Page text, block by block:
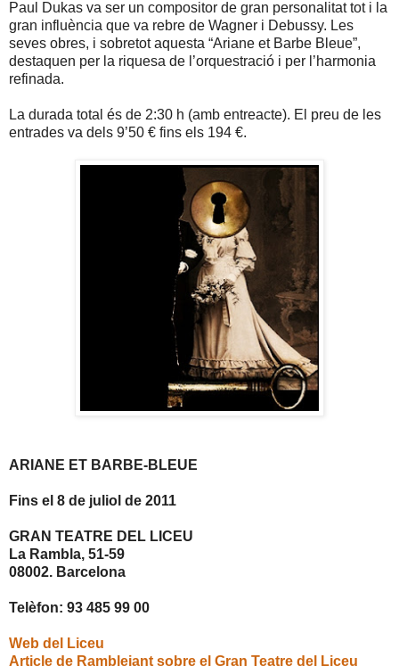
Paul Dukas va ser un compositor de gran personalitat tot i la
gran influència que va rebre de Wagner i Debussy. Les
seves obres, i sobretot aquesta “Ariane et Barbe Bleue”,
destaquen per la riquesa de l’orquestració i per l’harmonia
refinada.
La durada total és de 2:30 h (amb entreacte). El preu de les
entrades va dels 9’50 € fins els 194 €.
ARIANE ET BARBE-BLEUE
Fins el 8 de juliol de 2011
GRAN TEATRE DEL LICEU
La Rambla, 51-59
08002. Barcelona
Telèfon: 93 485 99 00
Web del Liceu
Article de Ramblejant sobre el Gran Teatre del Liceu